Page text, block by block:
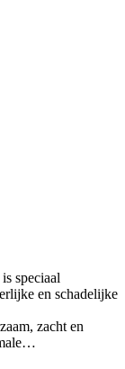
speciaal
en schadelijke
zacht en